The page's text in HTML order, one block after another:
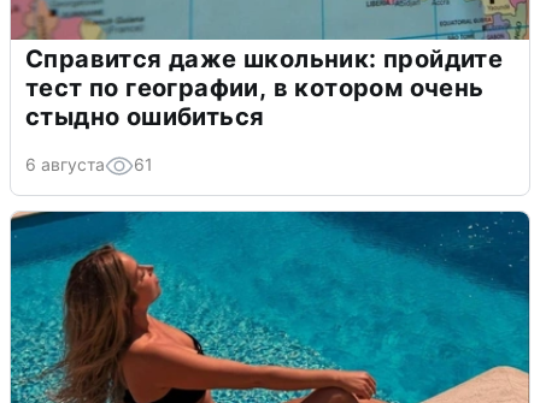
Справится даже школьник: пройдите
тест по географии, в котором очень
стыдно ошибиться
6 августа 61